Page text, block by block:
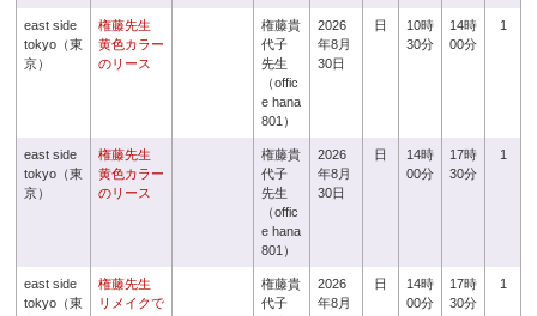
east side
tokyo（東
京）
権藤先生
黄色カラー
のリース
権藤貴
代子
先生
（offic
e hana
801）
2026
年8月
30日
日
10時
30分
14時
00分
1
east side
tokyo（東
京）
権藤先生
黄色カラー
のリース
権藤貴
代子
先生
（offic
e hana
801）
2026
年8月
30日
日
14時
00分
17時
30分
1
east side
tokyo（東
権藤先生
リメイクで
権藤貴
代子
2026
年8月
日
14時
00分
17時
30分
1